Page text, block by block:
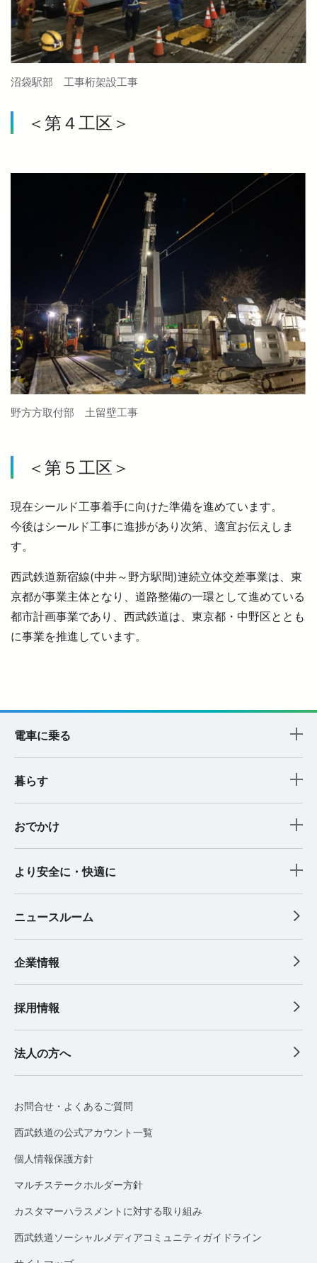
沼袋駅部 工事桁架設工事
＜第４工区＞
野方方取付部 土留壁工事
＜第５工区＞
現在シールド工事着手に向けた準備を進めています。
今後はシールド工事に進捗があり次第、適宜お伝えしま
す。
西武鉄道新宿線(中井～野方駅間)連続立体交差事業は、東
京都が事業主体となり、道路整備の一環として進めている
都市計画事業であり、西武鉄道は、東京都・中野区ととも
に事業を推進しています。
電車に乗る
暮らす
おでかけ
より安全に・快適に
ニュースルーム
企業情報
採用情報
法人の方へ
お問合せ・よくあるご質問
西武鉄道の公式アカウント一覧
個人情報保護方針
マルチステークホルダー方針
カスタマーハラスメントに対する取り組み
西武鉄道ソーシャルメディアコミュニティガイドライン